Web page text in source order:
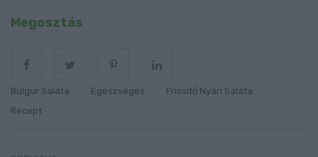
Megosztás
Bulgur Saláta Egészséges
Frissítő Nyári Saláta
Recept